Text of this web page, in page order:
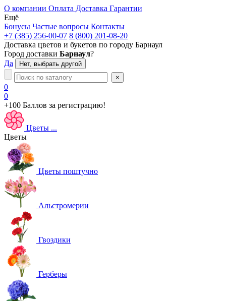
О компании Оплата Доставка Гарантии
Ещё
Бонусы Частые вопросы Контакты
+7 (385) 256-00-07 8 (800) 201-08-20
Доставка цветов и букетов по городу Барнаул
Город доставки Барнаул?
Да
Нет, выбрать другой
×
0
0
+100 Баллов за регистрацию!
Цветы ...
Цветы
Цветы поштучно
Альстромерии
Гвоздики
Герберы